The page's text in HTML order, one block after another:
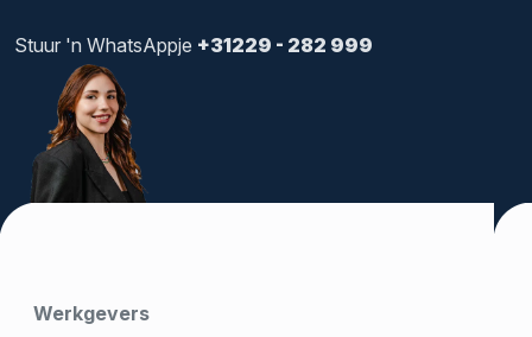
Stuur 'n WhatsAppje +31229 - 282 999
Werkgevers